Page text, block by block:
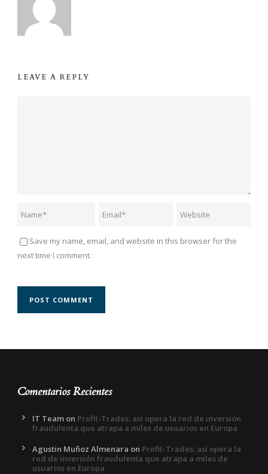
LEAVE A REPLY
Save my name, email, and website in this browser for the
next time I comment.
Comentarios Recientes
IT Team on Profit-Trades: así opera la red de inversión
fraudulenta que atrapa a miles de usuarios en Europa
Agustin Muñoz Almenara on Profit-Trades: así opera la
red de inversión fraudulenta que atrapa a miles de
usuarios en Europa